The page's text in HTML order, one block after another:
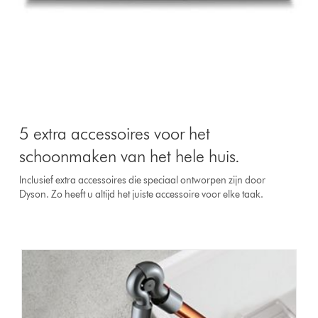
5 extra accessoires voor het
schoonmaken van het hele huis.
Inclusief extra accessoires die speciaal ontworpen zijn door
Dyson. Zo heeft u altijd het juiste accessoire voor elke taak.